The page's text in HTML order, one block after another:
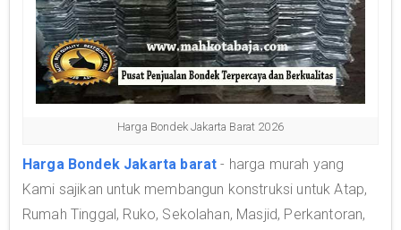
Harga Bondek Jakarta Barat 2026
Harga Bondek Jakarta barat - harga murah yang
Kami sajikan untuk membangun konstruksi untuk Atap,
Rumah Tinggal, Ruko, Sekolahan, Masjid, Perkantoran,